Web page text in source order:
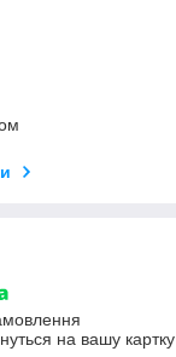
на вашу картку